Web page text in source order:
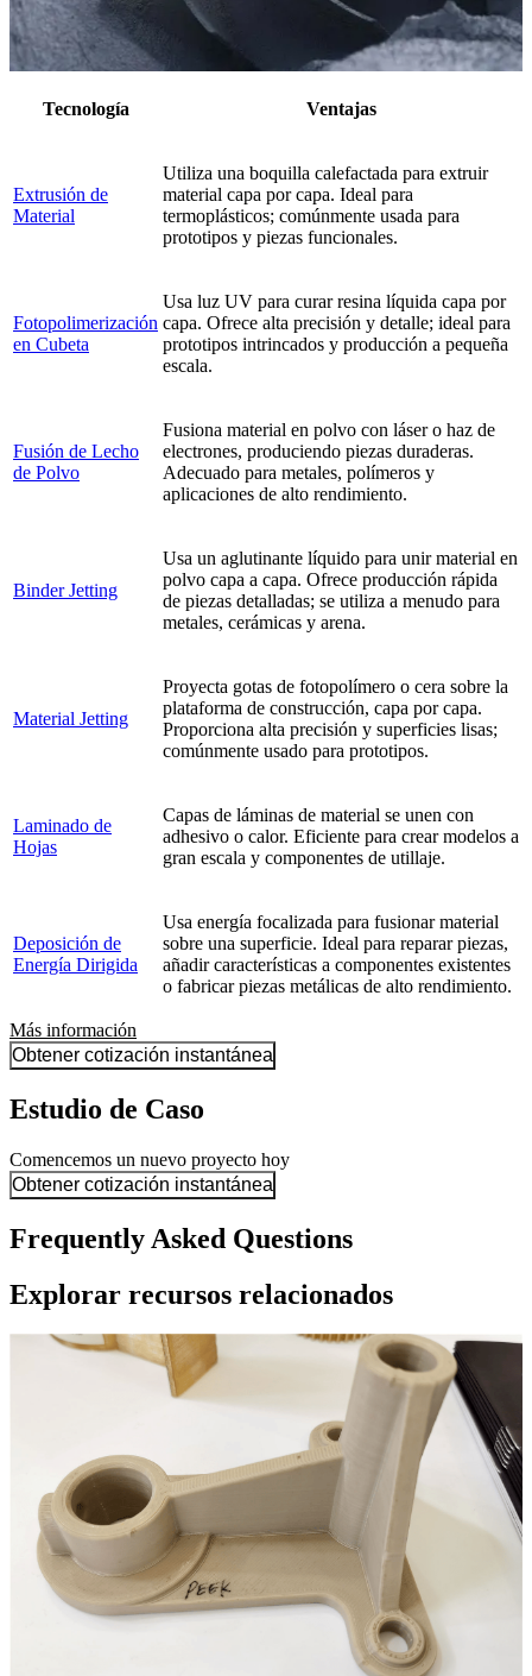
Tecnología Ventajas
Extrusión de
Material
Utiliza una boquilla calefactada para extruir
material capa por capa. Ideal para
termoplásticos; comúnmente usada para
prototipos y piezas funcionales.
Fotopolimerización
en Cubeta
Usa luz UV para curar resina líquida capa por
capa. Ofrece alta precisión y detalle; ideal para
prototipos intrincados y producción a pequeña
escala.
Fusión de Lecho
de Polvo
Fusiona material en polvo con láser o haz de
electrones, produciendo piezas duraderas.
Adecuado para metales, polímeros y
aplicaciones de alto rendimiento.
Binder Jetting
Usa un aglutinante líquido para unir material en
polvo capa a capa. Ofrece producción rápida
de piezas detalladas; se utiliza a menudo para
metales, cerámicas y arena.
Material Jetting
Proyecta gotas de fotopolímero o cera sobre la
plataforma de construcción, capa por capa.
Proporciona alta precisión y superficies lisas;
comúnmente usado para prototipos.
Laminado de
Hojas
Capas de láminas de material se unen con
adhesivo o calor. Eficiente para crear modelos a
gran escala y componentes de utillaje.
Deposición de
Energía Dirigida
Usa energía focalizada para fusionar material
sobre una superficie. Ideal para reparar piezas,
añadir características a componentes existentes
o fabricar piezas metálicas de alto rendimiento.
Más información
Obtener cotización instantánea
Estudio de Caso
Comencemos un nuevo proyecto hoy
Obtener cotización instantánea
Frequently Asked Questions
Explorar recursos relacionados